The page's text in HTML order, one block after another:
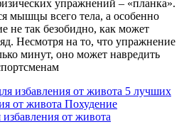
упражнений – «планка».
мышцы всего тела, а особенно
не так безобидно, как может
Несмотря на то, что упражнение
минут, оно может навредить
5 лучших
от живота Похудение
от живота